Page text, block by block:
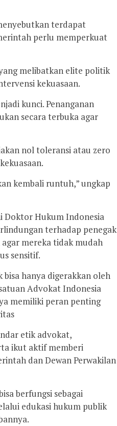
terdapat
perlu memperkuat
melibatkan elite politik
kekuasaan.
kunci. Penanganan
secara terbuka agar
nol toleransi atau zero
kembali runtuh,” ungkap
Doktor Hukum Indonesia
terhadap penegak
mereka tidak mudah
sensitif.
hanya digerakkan oleh
Advokat Indonesia
memiliki peran penting
etik advokat,
ikut aktif memberi
dan Dewan Perwakilan
berfungsi sebagai
edukasi hukum publik